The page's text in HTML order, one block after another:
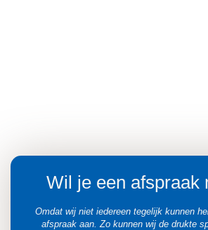
Wil je een afspraak
Omdat wij niet iedereen tegelijk kunnen
afspraak aan. Zo kunnen wij de drukte